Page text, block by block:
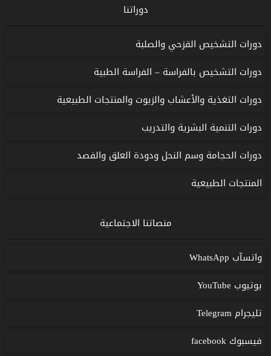
دوراتنا
دورات التشخيص القزحي والصلبة
دورات التشخيص بالفراسة – الفراسة الطبية
دورات التغذية والأعشاب والزيوت والمنتجات الطبيعية
دورات التنمية البشرية والتدريب
دورات الحجامة وسم النحل ودودة العلق والفصد
المنتجات الطبيعية
منصاتنا الاجتماعية
واتسآب WhatsApp
يوتيوب YouTube
تليجرام Telegram
فيسبوك facebook